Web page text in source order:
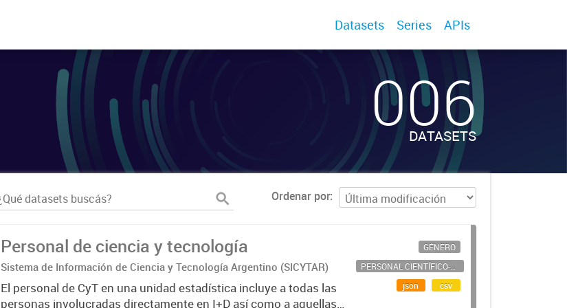
Datasets Series APIs
006
DATASETS
Ordenar por
Personal de ciencia y tecnología
Sistema de Información de Ciencia y Tecnología Argentino (SICYTAR)
El personal de CyT en una unidad estadística incluye a todas las
personas involucradas directamente en I+D así como a aquellas
GÉNERO
PERSONAL CIENTÍFICO-TECNOLÓGICO
json
csv